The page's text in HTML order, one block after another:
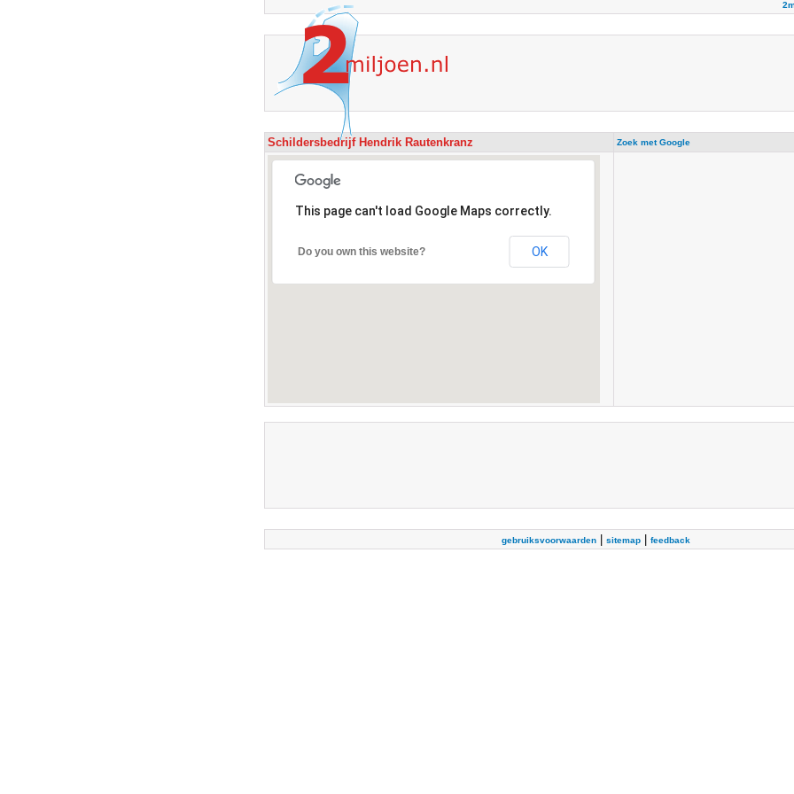
Schildersbedrijf Hendrik Rautenkranz Zoek met Google
This page can't load Google Maps correctly.
Do you own this website? OK
gebruiksvoorwaarden| sitemap| feedback